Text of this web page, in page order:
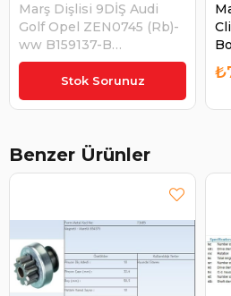
Stok Sorunuz
Marş Dişlisi 9DİŞ Audi
Golf Opel ZEN0745 (Rb)-
ww B159137-B
1006210171-235798-- |
ZEN 0745
₺427,05
Benzer Ürünler